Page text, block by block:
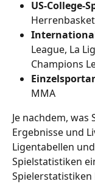
US-College-
League, La
Champions
MMA
Je nachdem,
Ergebnisse und
Ligentabellen
Spielstatistiken